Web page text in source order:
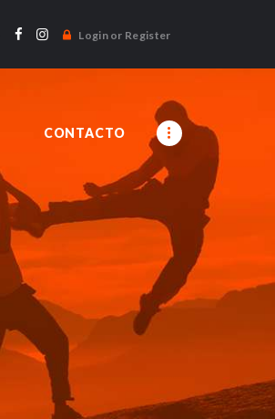
Login or Register
CONTACTO